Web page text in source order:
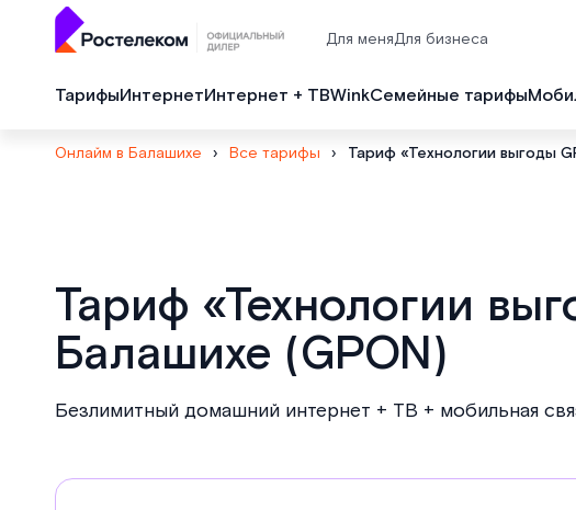
Для меняДля бизнеса
ТарифыИнтернетИнтернет + ТВWinkСемейные тарифы
Онлайм в Балашихе › Все тарифы › Тариф «Технологии выгоды
Тариф «Технологии
Балашихе (GPON)
Безлимитный домашний интернет + ТВ + мобильная